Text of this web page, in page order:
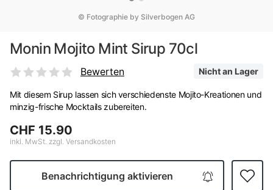
© Fotographie by Silverbogen AG
Monin Mojito Mint Sirup 70cl
Bewerten Nicht an Lager
Mit diesem Sirup lassen sich verschiedenste Mojito-Kreationen und
minzig-frische Mocktails zubereiten.
CHF 15.90
inkl. MwSt. zzgl. Versandkosten
Benachrichtigung aktivieren